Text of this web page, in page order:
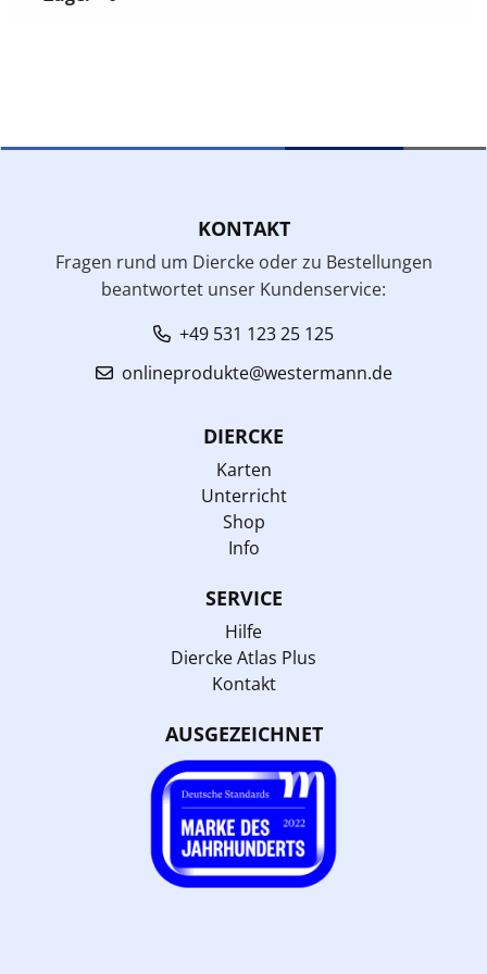
KONTAKT
Fragen rund um Diercke oder zu Bestellungen
beantwortet unser Kundenservice:
+49 531 123 25 125
onlineprodukte@westermann.de
DIERCKE
Karten
Unterricht
Shop
Info
SERVICE
Hilfe
Diercke Atlas Plus
Kontakt
AUSGEZEICHNET